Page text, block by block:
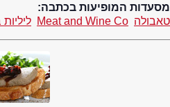
מסעדות המופיעות בכתבה:
טאבולה Meat and Wine Co